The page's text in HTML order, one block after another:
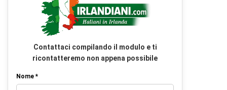
Contattaci compilando il modulo e ti
ricontatteremo non appena possibile
Nome *